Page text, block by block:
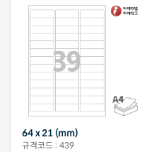
64 x 21 (mm)
규격코드 : 439